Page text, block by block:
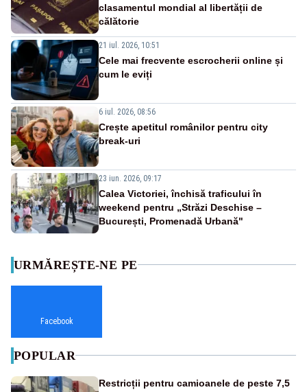
clasamentul mondial al libertății de
călătorie
21 iul. 2026, 10:51
Cele mai frecvente escrocherii online și
cum le eviți
6 iul. 2026, 08:56
Crește apetitul românilor pentru city
break-uri
23 iun. 2026, 09:17
Calea Victoriei, închisă traficului în
weekend pentru „Străzi Deschise –
București, Promenadă Urbană"
URMĂREȘTE-NE PE
Facebook
POPULAR
Restricții pentru camioanele de peste 7,5